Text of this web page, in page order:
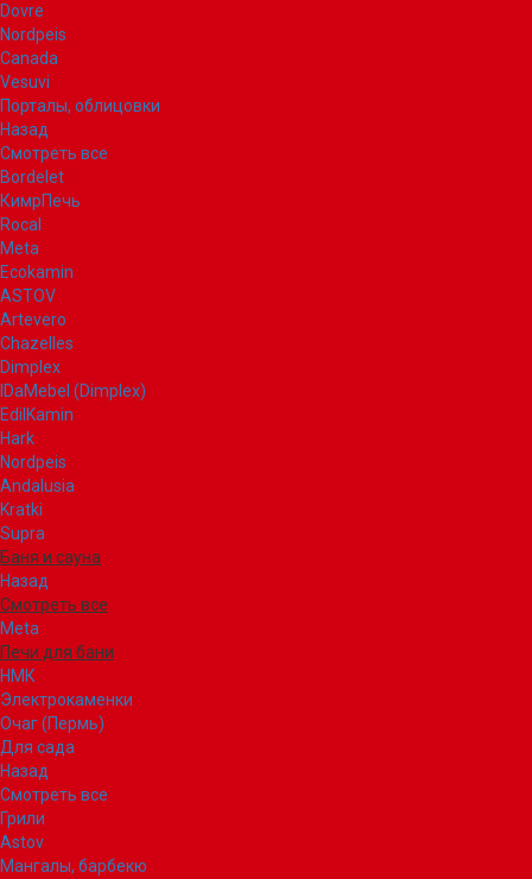
Dovre
Nordpeis
Canada
Vesuvi
Порталы, облицовки
Назад
Смотреть все
Bordelet
КимрПечь
Rocal
Meta
Ecokamin
ASTOV
Artevero
Chazelles
Dimplex
IDaMebel (Dimplex)
EdilKamin
Hark
Nordpeis
Andalusia
Kratki
Supra
Баня и сауна
Назад
Смотреть все
Meta
Печи для бани
НМК
Электрокаменки
Очаг (Пермь)
Для сада
Назад
Смотреть все
Грили
Astov
Мангалы, барбекю